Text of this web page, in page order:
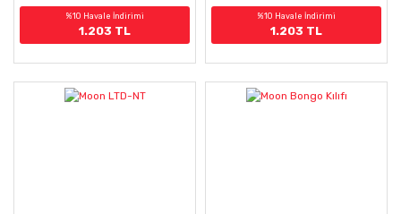
%10 Havale İndirimi
1.203 TL
%10 Havale İndirimi
1.203 TL